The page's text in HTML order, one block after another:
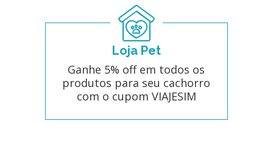
Loja Pet
Ganhe 5% off em todos os
produtos para seu cachorro
com o cupom VIAJESIM